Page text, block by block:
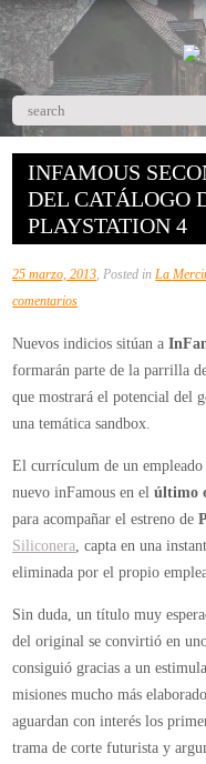
INFAMOUS
DEL CATÁLOGO
PLAYSTATION 4
25 marzo, 2013, Posted inLa
comentariosen
Second
Son
formará
parte
del
catálogo
de
lanzamiento
de
4
Nuevos indicios sitúan a
formarán parte de la parrilla
que mostrará el potencial del
una temática sandbox.
El currículum de un empleado
nuevo inFamous en elúltimo
para acompañar el estreno de
Siliconera, capta en una
eliminada por el propio
Sin duda, un título muy
del original se convirtió en
consiguió gracias a un
misiones mucho más
aguardan con interés los
trama de corte futurista y